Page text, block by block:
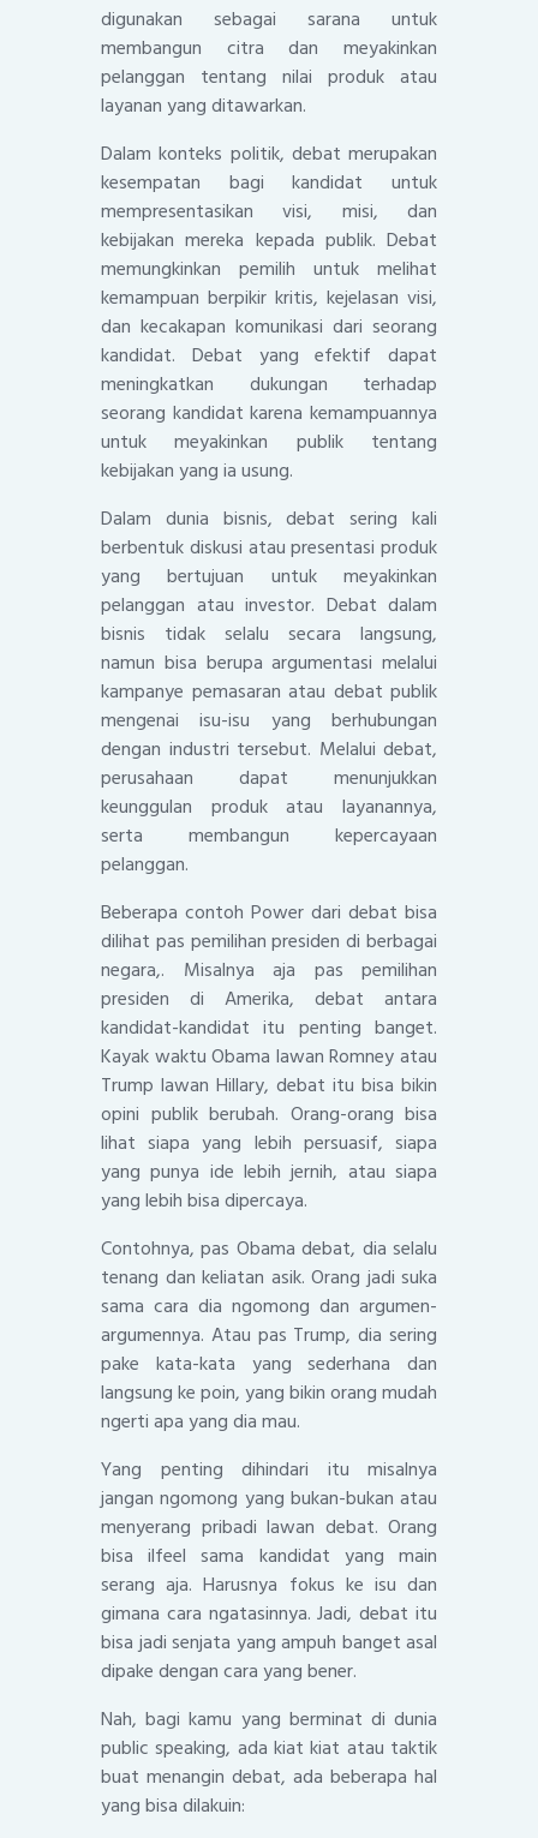
digunakan sebagai sarana untuk
membangun citra dan meyakinkan
pelanggan tentang nilai produk atau
layanan yang ditawarkan.
Dalam konteks politik, debat merupakan
kesempatan bagi kandidat untuk
mempresentasikan visi, misi, dan
kebijakan mereka kepada publik. Debat
memungkinkan pemilih untuk melihat
kemampuan berpikir kritis, kejelasan visi,
dan kecakapan komunikasi dari seorang
kandidat. Debat yang efektif dapat
meningkatkan dukungan terhadap
seorang kandidat karena kemampuannya
untuk meyakinkan publik tentang
kebijakan yang ia usung.
Dalam dunia bisnis, debat sering kali
berbentuk diskusi atau presentasi produk
yang bertujuan untuk meyakinkan
pelanggan atau investor. Debat dalam
bisnis tidak selalu secara langsung,
namun bisa berupa argumentasi melalui
kampanye pemasaran atau debat publik
mengenai isu-isu yang berhubungan
dengan industri tersebut. Melalui debat,
perusahaan dapat menunjukkan
keunggulan produk atau layanannya,
serta membangun kepercayaan
pelanggan.
Beberapa contoh Power dari debat bisa
dilihat pas pemilihan presiden di berbagai
negara,. Misalnya aja pas pemilihan
presiden di Amerika, debat antara
kandidat-kandidat itu penting banget.
Kayak waktu Obama lawan Romney atau
Trump lawan Hillary, debat itu bisa bikin
opini publik berubah. Orang-orang bisa
lihat siapa yang lebih persuasif, siapa
yang punya ide lebih jernih, atau siapa
yang lebih bisa dipercaya.
Contohnya, pas Obama debat, dia selalu
tenang dan keliatan asik. Orang jadi suka
sama cara dia ngomong dan argumen-
argumennya. Atau pas Trump, dia sering
pake kata-kata yang sederhana dan
langsung ke poin, yang bikin orang mudah
ngerti apa yang dia mau.
Yang penting dihindari itu misalnya
jangan ngomong yang bukan-bukan atau
menyerang pribadi lawan debat. Orang
bisa ilfeel sama kandidat yang main
serang aja. Harusnya fokus ke isu dan
gimana cara ngatasinnya. Jadi, debat itu
bisa jadi senjata yang ampuh banget asal
dipake dengan cara yang bener.
Nah, bagi kamu yang berminat di dunia
public speaking, ada kiat kiat atau taktik
buat menangin debat, ada beberapa hal
yang bisa dilakuin: